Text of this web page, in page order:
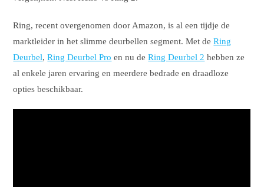
Ring, recent overgenomen door Amazon, is al een tijdje de
marktleider in het slimme deurbellen segment. Met deRing
Deurbel,Ring Deurbel Pro en nu deRing Deurbel 2 hebben ze
al enkele jaren ervaring en meerdere bedrade en draadloze
opties beschikbaar.